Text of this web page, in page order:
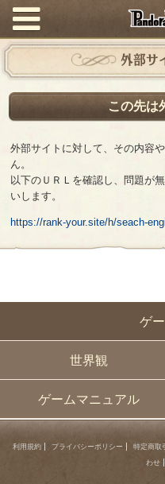
ゲ
世界観
ゲームマニュアル
外部サ
この先は
外部サイトに対して、その内容
ん。
以下のＵＲＬを確認し、問題が
いします。
https://rank-your.site/h/seach-
利用規約 プライバシーポリシー 特定商取
わせ